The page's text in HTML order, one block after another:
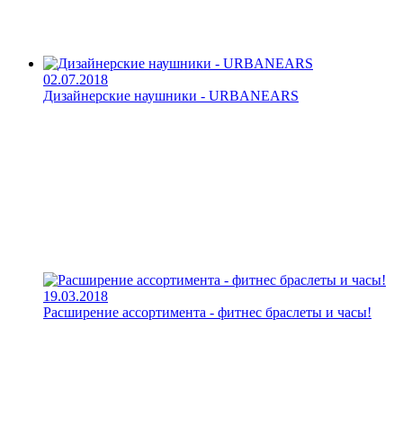
02.07.2018
Дизайнерские наушники - URBANEARS
19.03.2018
Расширение ассортимента - фитнес браслеты и часы!